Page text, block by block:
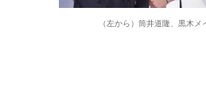
（左から）筒井道隆、黒木メ